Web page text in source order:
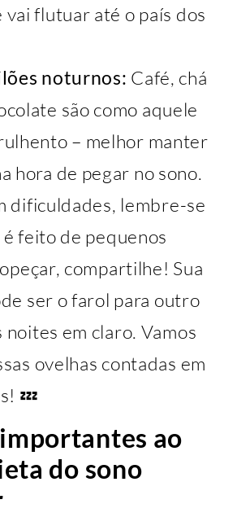
vai flutuar até o país dos
noturnos: Café, chá
são como aquele
– melhor manter
hora de pegar no sono.
dificuldades, lembre-se
feito de pequenos
compartilhe! Sua
ser o farol para outro
em claro. Vamos
ovelhas contadas em
💤
ao
do sono